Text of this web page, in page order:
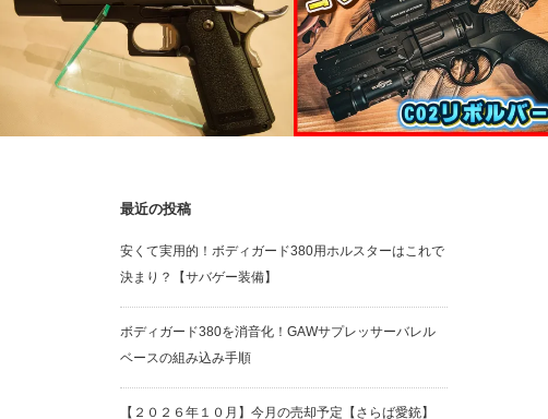
【レビュー】東京マルイ ハイキャパ
【レビュー】UMAREX ELITE FORCE
最近の投稿
安くて実用的！ボディガード380用ホルスターはこれで
決まり？【サバゲー装備】
ボディガード380を消音化！GAWサプレッサーバレル
ベースの組み込み手順
【２０２６年１０月】今月の売却予定【さらば愛銃】